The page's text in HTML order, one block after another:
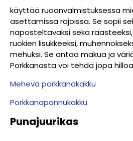
käyttää ruoanvalmistuksessa
asettamissa rajoissa. Se sopii
naposteltavaksi sekä
ruokien lisukkeeksi,
mehuksi. Se antaa makua ja
Porkkanasta voi tehdä jopa
Mehevä porkkanakakku
Porkkanapannukakku
Punajuurikas